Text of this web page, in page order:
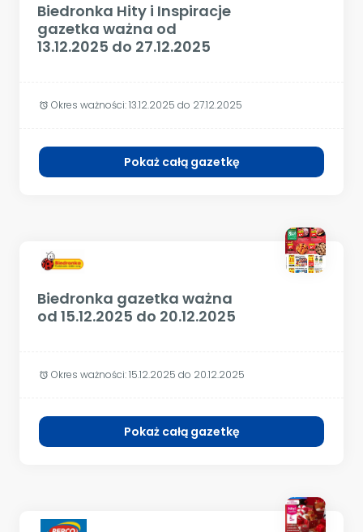
Biedronka Hity i Inspiracje
gazetka ważna od
13.12.2025 do 27.12.2025
alarm Okres ważności:13.12.2025 do 27.12.2025
Pokaż całą gazetkę
Biedronka gazetka ważna
od 15.12.2025 do 20.12.2025
alarm Okres ważności:15.12.2025 do 20.12.2025
Pokaż całą gazetkę